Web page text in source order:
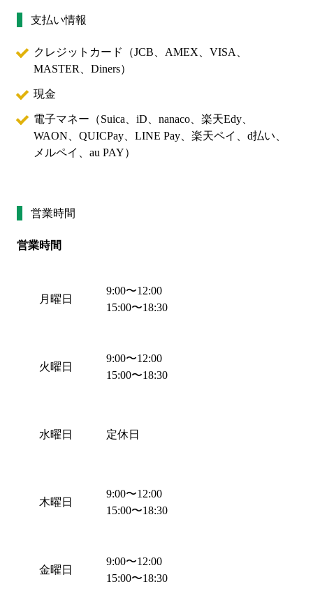
支払い情報
クレジットカード（JCB、AMEX、VISA、
MASTER、Diners）
現金
電子マネー（Suica、iD、nanaco、楽天Edy、
WAON、QUICPay、LINE Pay、楽天ペイ、d払い、
メルペイ、au PAY）
営業時間
営業時間
月曜日
火曜日
水曜日
木曜日
金曜日
9:00〜12:00
15:00〜18:30
9:00〜12:00
15:00〜18:30
定休日
9:00〜12:00
15:00〜18:30
9:00〜12:00
15:00〜18:30